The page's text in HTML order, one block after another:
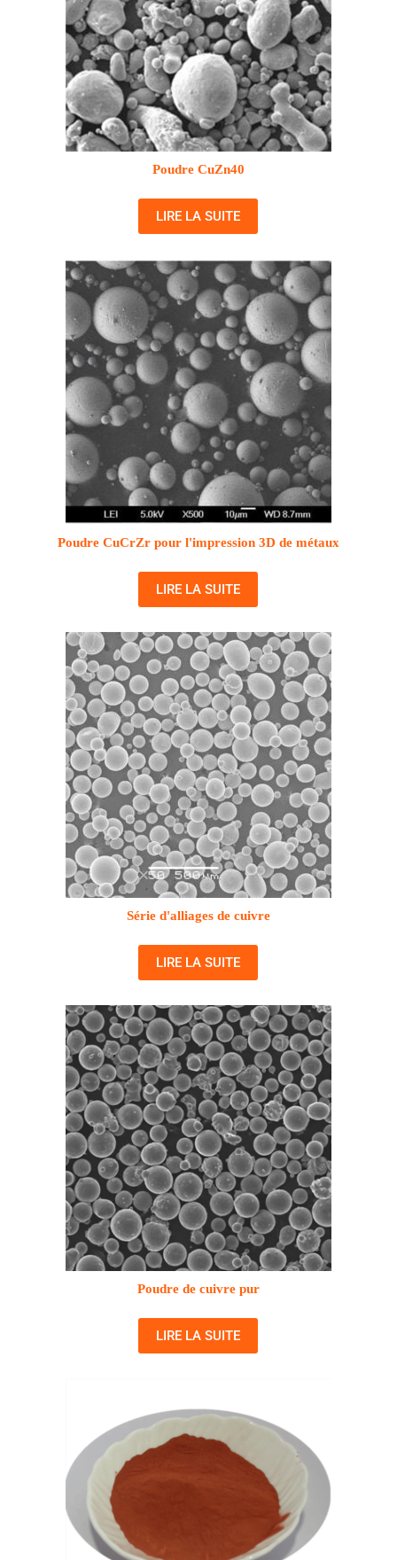
Poudre CuZn40
LIRE LA SUITE
Poudre CuCrZr pour l'impression 3D de métaux
LIRE LA SUITE
Série d'alliages de cuivre
LIRE LA SUITE
Poudre de cuivre pur
LIRE LA SUITE